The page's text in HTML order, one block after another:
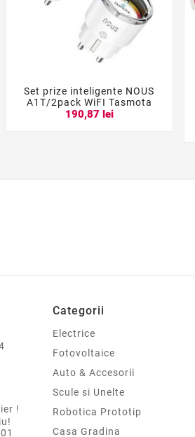
  
Set prize inteligente NOUS
A1T/2pack WiFI Tasmota
190,87 lei
!
Categorii
Electrice
Fotovoltaice
Auto & Accesorii
Scule si Unelte
Robotica Prototip
Casa Gradina